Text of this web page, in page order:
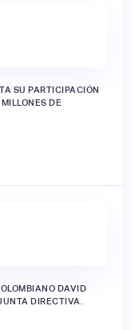
SU PARTICIPACIÓN
DE
DAVID
DIRECTIVA.